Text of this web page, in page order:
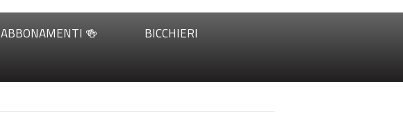
ABBONAMENTI 🍻
BICCHIERI